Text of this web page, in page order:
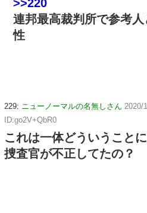
>>220
連邦最高裁判所で参考
性
229: ニューノーマルの名無しさん 2020/
ID:go2V+QbR0
これは一体どういうこと
捜査官が不正してたの？